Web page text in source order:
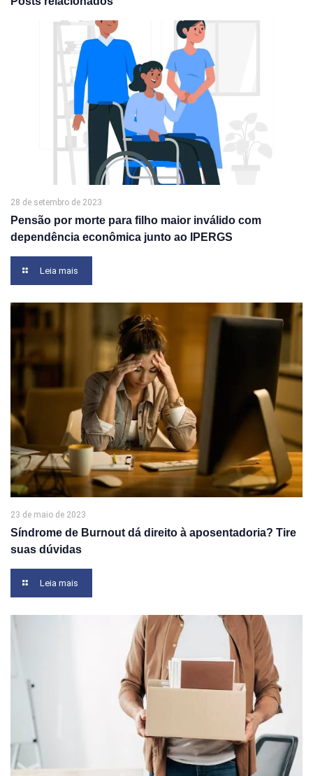
28 de setembro de 2023
Pensão por morte para filho maior inválido com
dependência econômica junto ao IPERGS
Leia mais
23 de maio de 2023
Síndrome de Burnout dá direito à aposentadoria? Tire
suas dúvidas
Leia mais